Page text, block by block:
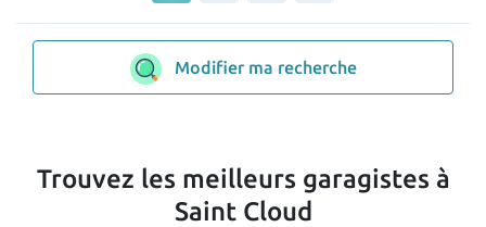
Modifier ma recherche
Trouvez les meilleurs garagistes à
Saint Cloud